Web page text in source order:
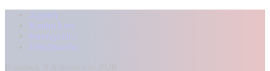
Αρχική
Kontra Live
Καταγγελίες
Επικοινωνία